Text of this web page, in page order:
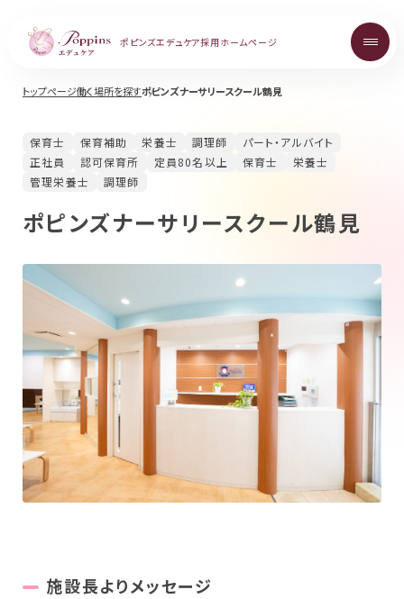
ポピンズエデュケア採用ホームページ
ポピンズエデュケアを知る
Topics
Career
中途採用について
New Graduate
新卒採用について
Workplace
トップページ働く場所を探すポピンズナーサリースクール鶴見
保育士 保育補助 栄養士 調理師
パート・アルバイト
正社員
認可保育所 定員80名以上 保育士
栄養士
管理栄養士
調理師
ポピンズナーサリースクール鶴見
施設長よりメッセージ